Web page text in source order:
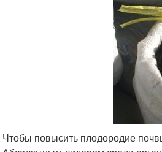
Чтобы повысить плодородие